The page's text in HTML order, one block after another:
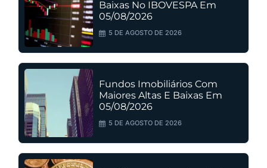
Baixas No IBOVESPA Em
05/08/2026
5 DE AGOSTO DE 2026
Fundos Imobiliários Com
Maiores Altas E Baixas Em
05/08/2026
5 DE AGOSTO DE 2026